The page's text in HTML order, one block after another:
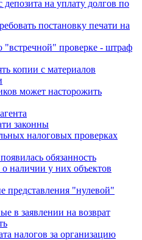
на уплату долгов по
постановку печати на
проверке - штраф
копии с материалов
может насторожить
законны
налоговых проверках
обязанность
наличии у них объектов
представления "нулевой"
в заявлении на возврат
налогов за организацию